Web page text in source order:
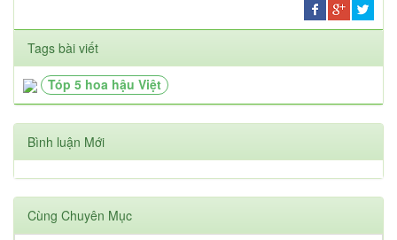
Tags bài viết
Tóp 5 hoa hậu Việt
Bình luận Mới
Cùng Chuyên Mục